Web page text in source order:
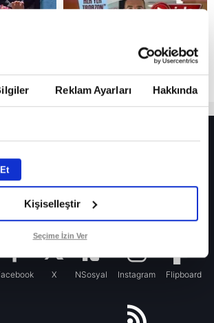
Reklam Ayarları Hakkında
Kişiselleştir
Seçime İzin Ver
ayrılık ihtimali! Devre arasında gelmişti
Mason Greenwood için olay sözler!
Thiago Almada!
X NSosyal Instagram Flipboard